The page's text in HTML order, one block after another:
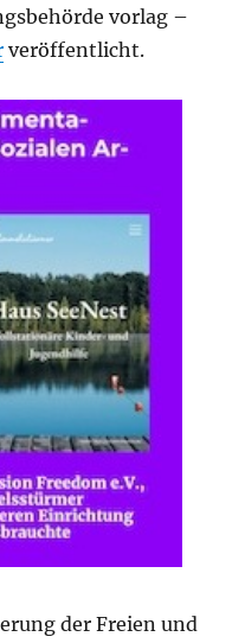
vorlag –
veröffentlicht.
der Freien und